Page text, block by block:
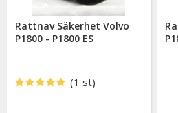
Rattnav Säkerhet Volvo
P1800 - P1800 ES
(1 st)